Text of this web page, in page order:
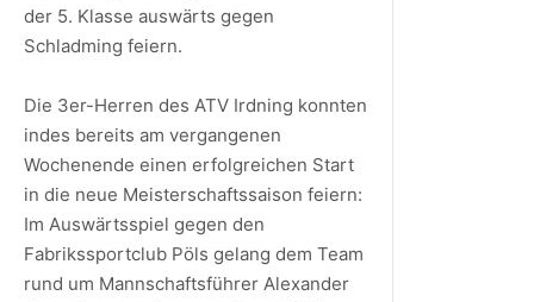
der 5. Klasse auswärts gegen
Schladming feiern.
Die 3er-Herren des ATV Irdning konnten
indes bereits am vergangenen
Wochenende einen erfolgreichen Start
in die neue Meisterschaftssaison feiern:
Im Auswärtsspiel gegen den
Fabrikssportclub Pöls gelang dem Team
rund um Mannschaftsführer Alexander